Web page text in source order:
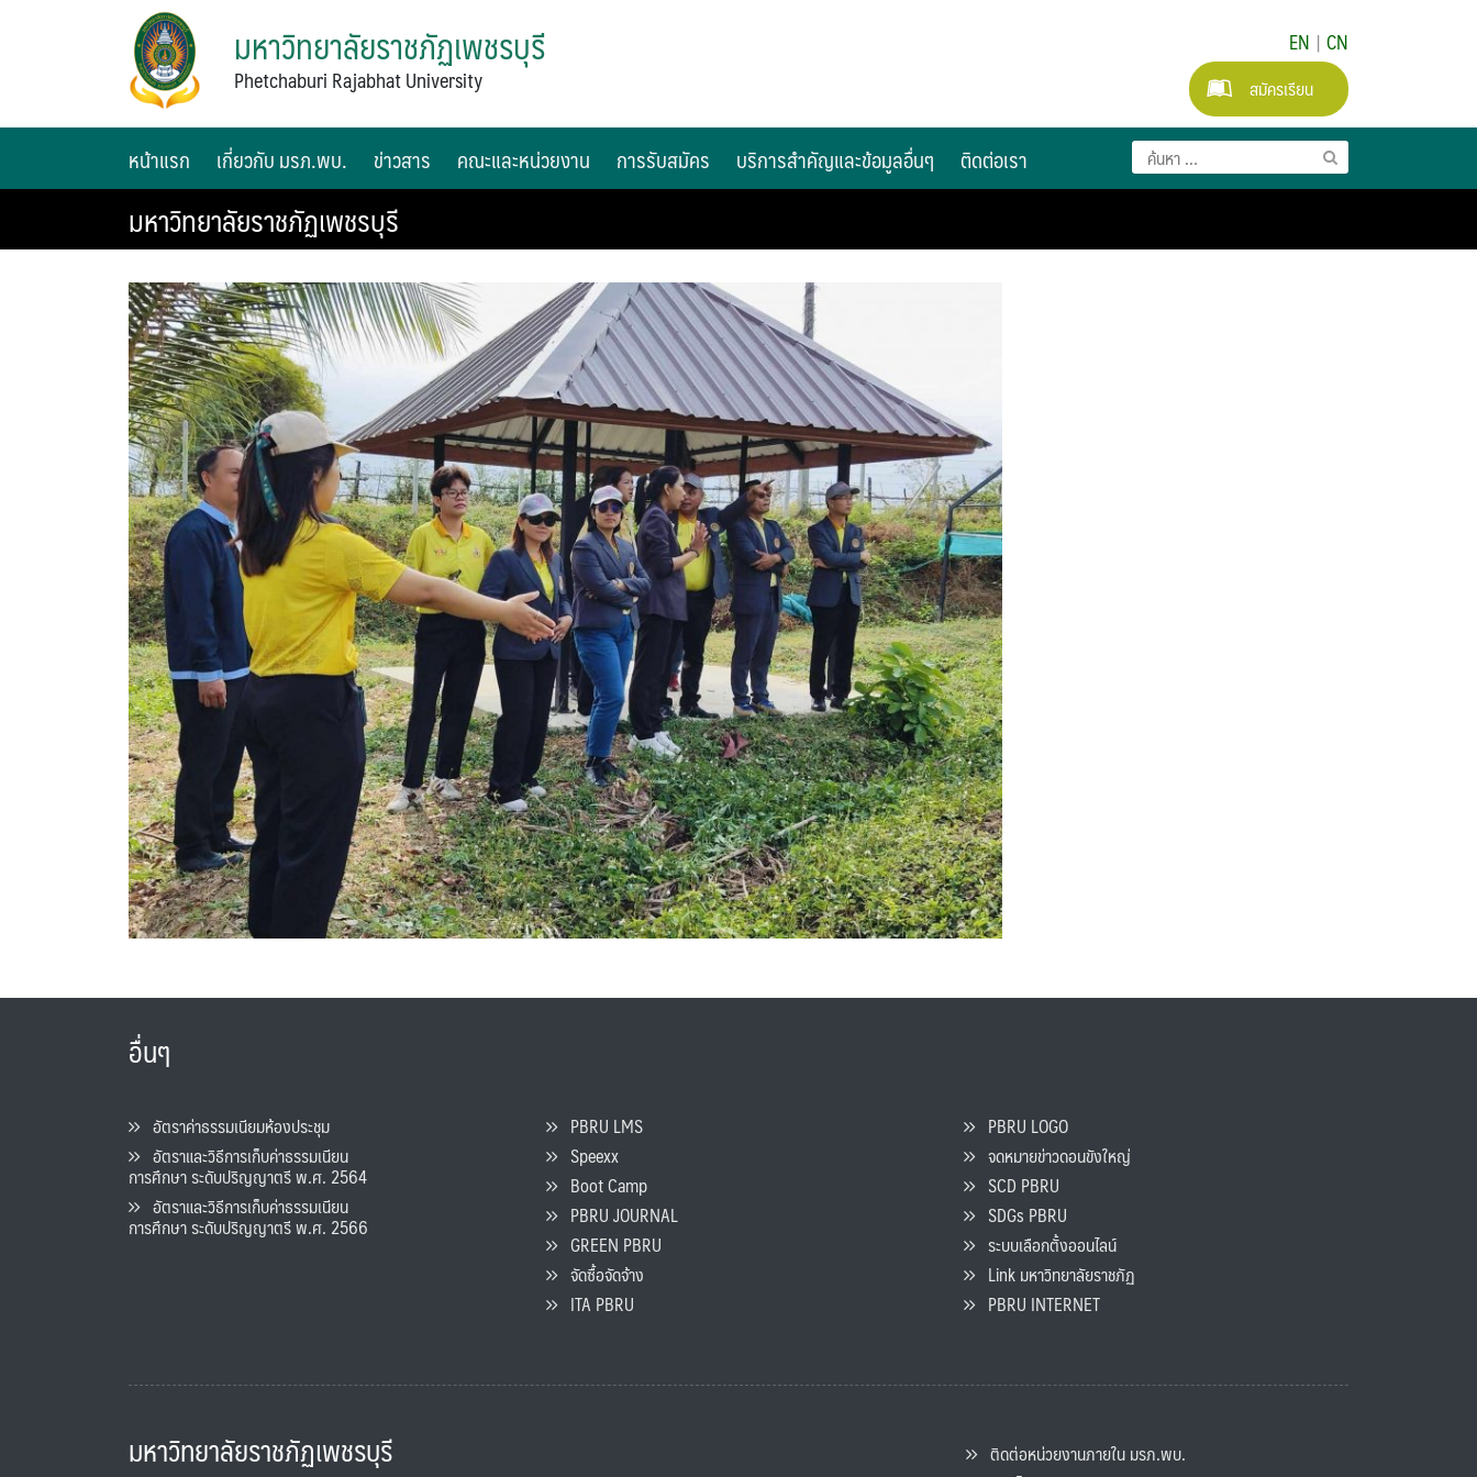
มหาวิทยาลัยราชภัฏเพชรบุรี
Phetchaburi Rajabhat University
EN | CN
สมัครเรียน
หน้าแรก เกี่ยวกับ มรภ.พบ. ข่าวสาร คณะและหน่วยงาน การรับสมัคร บริการสำคัญและข้อมูลอื่นๆ ติดต่อเรา
มหาวิทยาลัยราชภัฏเพชรบุรี
อื่นๆ
อัตราค่าธรรมเนียมห้องประชุม
อัตราและวิธีการเก็บค่าธรรมเนียน
การศึกษา ระดับปริญญาตรี พ.ศ. 2564
อัตราและวิธีการเก็บค่าธรรมเนียน
การศึกษา ระดับปริญญาตรี พ.ศ. 2566
PBRU LMS
Speexx
Boot Camp
PBRU JOURNAL
GREEN PBRU
จัดซื้อจัดจ้าง
ITA PBRU
PBRU LOGO
จดหมายข่าวดอนขังใหญ่
SCD PBRU
SDGs PBRU
ระบบเลือกตั้งออนไลน์
Link มหาวิทยาลัยราชภัฏ
PBRU INTERNET
มหาวิทยาลัยราชภัฏเพชรบุรี
ติดต่อหน่วยงานภายใน มรภ.พบ.